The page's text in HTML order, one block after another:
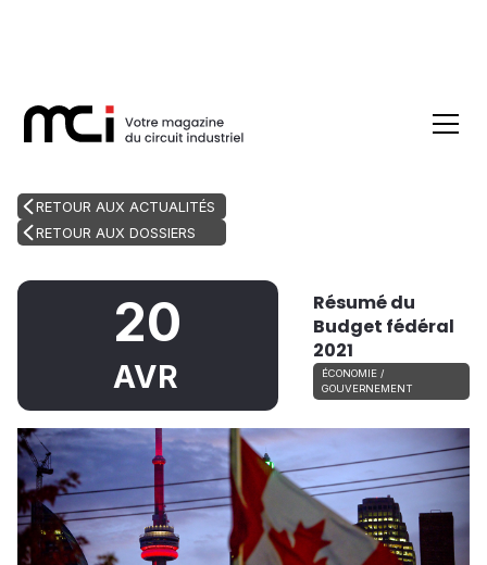
RETOUR AUX ACTUALITÉS
RETOUR AUX DOSSIERS
20
AVR
Résumé du
Budget fédéral
2021
ÉCONOMIE /
GOUVERNEMENT